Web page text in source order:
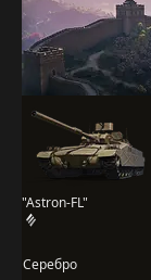
"Astron-FL"
Серебро